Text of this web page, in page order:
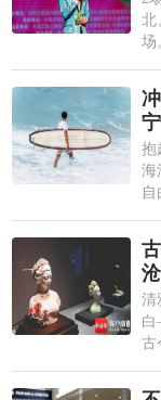
北
场
抱
海
自
清
白
古